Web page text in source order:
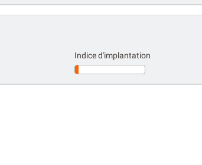
Indice d'implantation